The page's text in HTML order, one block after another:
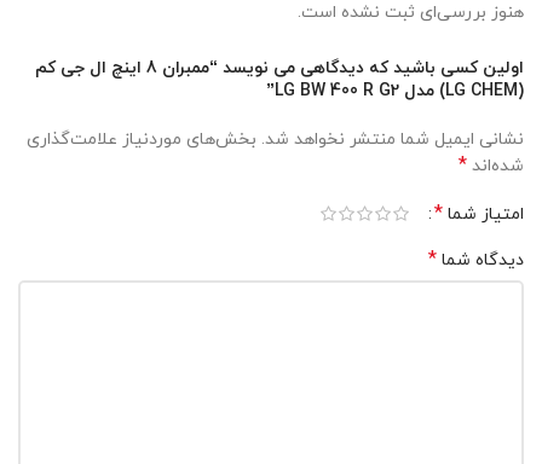
هنوز بررسی‌ای ثبت نشده است.
اولین کسی باشید که دیدگاهی می نویسد “ممبران 8 اینچ ال جی کم
(LG CHEM) مدل LG BW 400 R G2”
نشانی ایمیل شما منتشر نخواهد شد. بخش‌های موردنیاز علامت‌گذاری
شده‌اند *
امتیاز شما *
دیدگاه شما *